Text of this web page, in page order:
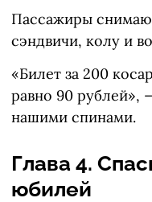
Пассажиры
сэндвичи, колу и
«Билет за 200
равно 90 рублей»,
нашими спинами.
Глава 4.
юбилей